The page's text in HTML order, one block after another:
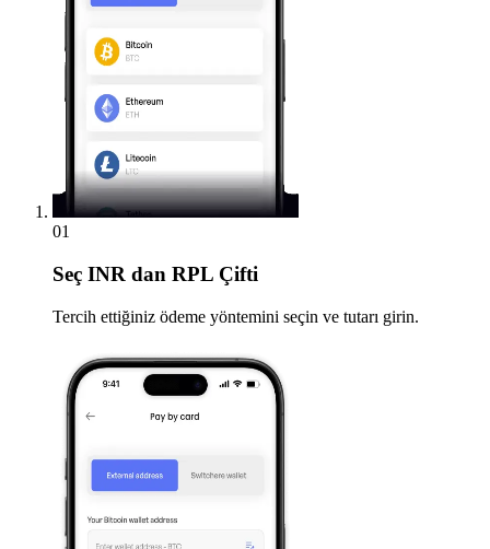
01
Seç INR dan RPL Çifti
Tercih ettiğiniz ödeme yöntemini seçin ve tutarı girin.